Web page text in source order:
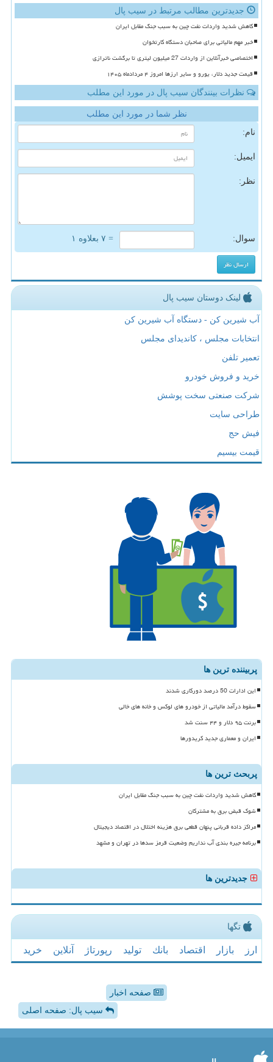
جدیدترین مطالب مرتبط در سیب پال
کاهش شدید واردات نفت چین به سبب جنگ مقابل ایران
خبر مهم مالیاتی برای صاحبان دستگاه کارتخوان
اختصاصی خبرآنلاین از واردات 27 میلیون لیتری تا برگشت ناترازی
قیمت جدید دلار، یورو و سایر ارزها امروز ۴ مردادماه ۱۴۰۵
نظرات بینندگان سیب پال در مورد این مطلب
نظر شما در مورد این مطلب
نام:
ایمیل:
نظر:
سوال: = ۷ بعلاوه ۱
لینک دوستان سیب پال
آب شیرین کن - دستگاه آب شیرین کن
انتخابات مجلس ، کاندیدای مجلس
تعمیر تلفن
خرید و فروش خودرو
شرکت صنعتی سخت پوشش
طراحی سایت
فیش حج
قیمت بیسیم
پربیننده ترین ها
این ادارات 50 درصد دورکاری شدند
سقوط درآمد مالیاتی از خودرو های لوکس و خانه های خالی
برنت ۹۵ دلار و ۴۴ سنت شد
ایران و معماری جدید کریدورها
پربحث ترین ها
کاهش شدید واردات نفت چین به سبب جنگ مقابل ایران
شوک قبض برق به مشترکان
مراکز داده قربانی پنهان قطعی برق هزینه اختلال در اقتصاد دیجیتال
برنامه جیره بندی آب نداریم وضعیت قرمز سدها در تهران و مشهد
جدیدترین ها
تگها
ارز بازار اقتصاد بانك تولید رپورتاژ آنلاین خرید
صفحه اخبار
سیب پال: صفحه اصلی